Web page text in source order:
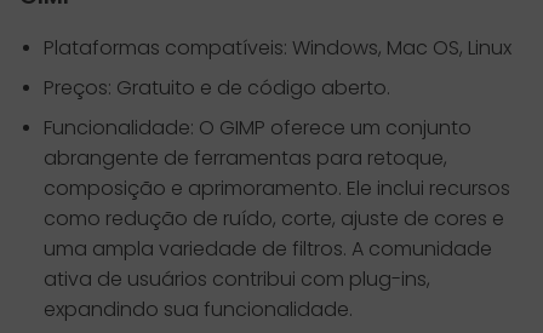
Plataformas compatíveis: Windows, Mac OS, Linux
Preços: Gratuito e de código aberto.
Funcionalidade: O GIMP oferece um conjunto
abrangente de ferramentas para retoque,
composição e aprimoramento. Ele inclui recursos
como redução de ruído, corte, ajuste de cores e
uma ampla variedade de filtros. A comunidade
ativa de usuários contribui com plug-ins,
expandindo sua funcionalidade.